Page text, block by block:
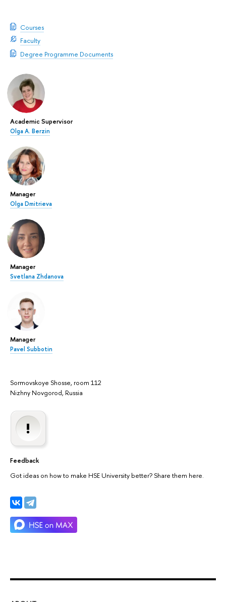
Courses
Faculty
Degree Programme Documents
Academic Supervisor
Olga A. Berzin
Manager
Olga Dmitrieva
Manager
Svetlana Zhdanova
Manager
Pavel Subbotin
Sormovskoye Shosse, room 112
Nizhny Novgorod, Russia
Feedback
Got ideas on how to make HSE University better? Share them here.